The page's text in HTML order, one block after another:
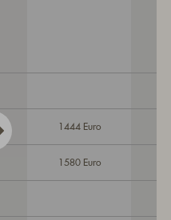
1444 Euro
1580 Euro